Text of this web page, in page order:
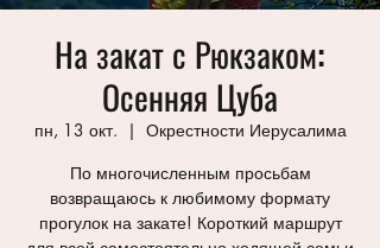
На закат с Рюкзаком:
Осенняя Цуба
пн, 13 окт.
  |
Окрестности Иерусалима
По многочисленным просьбам
возвращаюсь к любимому формату
прогулок на закате! Короткий маршрут